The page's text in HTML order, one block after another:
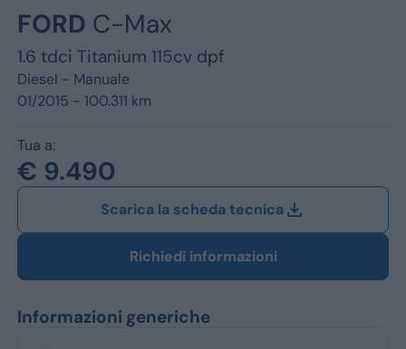
FORD C-Max
1.6 tdci Titanium 115cv dpf
Diesel - Manuale
01/2015 - 100.311 km
Tua a:
€ 9.490
Scarica la scheda tecnica
Richiedi informazioni
Informazioni generiche